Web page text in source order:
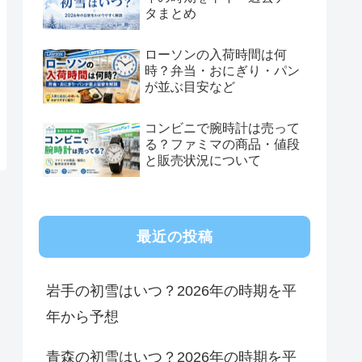
タまとめ
ローソンの入荷時間は何
時？弁当・おにぎり・パン
が並ぶ目安など
コンビニで腕時計は売って
る？ファミマの商品・値段
と販売状況について
最近の投稿
岩手の初雪はいつ？2026年の時期を平
年から予想
青森の初雪はいつ？2026年の時期を平